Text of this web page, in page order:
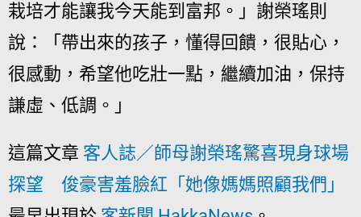
栽培才能讓我今天能到富邦。」謝榮瑤則
說：「帶出來的孩子，懂得回饋，很貼心，
很感動，希望他吃壯一點，繼續加油，保持
謙虛、低調。」
這篇文章 客人誌／師母謝榮瑤驚喜現身球場
探望 俊豪害羞臉紅「她像媽媽照顧我們」